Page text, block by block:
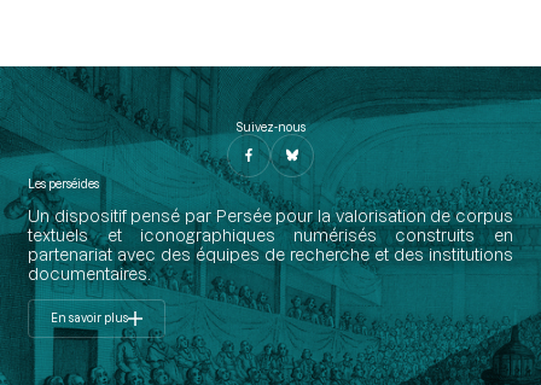
Suivez-nous
Les perséides
Un dispositif pensé par Persée pour la valorisation de corpus
textuels et iconographiques numérisés construits en
partenariat avec des équipes de recherche et des institutions
documentaires.
En savoir plus